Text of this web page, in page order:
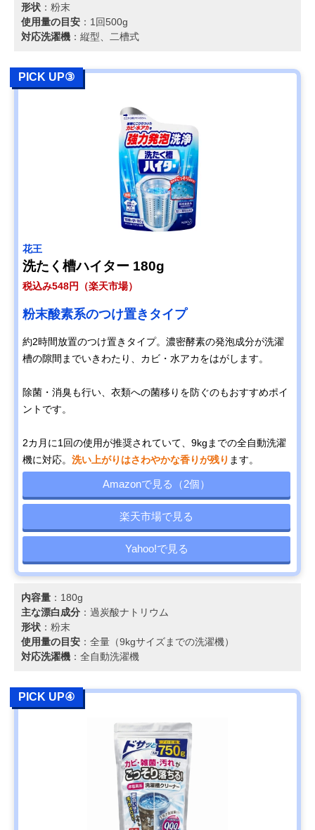
形状 ：粉末
使用量の目安 ：1回500g
対応洗濯機 ：縦型、二槽式
PICK UP③
花王
洗たく槽ハイター 180g
税込み548円（楽天市場）
粉末酸素系のつけ置きタイプ
約2時間放置のつけ置きタイプ。濃密酵素の発泡成分が洗濯
槽の隙間までいきわたり、カビ・水アカをはがします。
除菌・消臭も行い、衣類への菌移りを防ぐのもおすすめポイ
ントです。
2カ月に1回の使用が推奨されていて、9kgまでの全自動洗濯
機に対応。 洗い上がりはさわやかな香りが残り ます。
Amazonで見る（2個）
楽天市場で見る
Yahoo!で見る
内容量 ：180g
主な漂白成分 ：過炭酸ナトリウム
形状 ：粉末
使用量の目安 ：全量（9kgサイズまでの洗濯機）
対応洗濯機 ：全自動洗濯機
PICK UP④